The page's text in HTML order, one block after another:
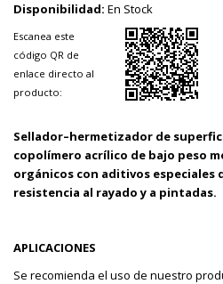
Disponibilidad: En Stock
Escanea este
código QR de
enlace directo al
producto:
Sellador–hermetizador de
copolímero acrílico de bajo peso
orgánicos con aditivos especiales
resistencia al rayado y a pintadas.
APLICACIONES
Se recomienda el uso de nuestro